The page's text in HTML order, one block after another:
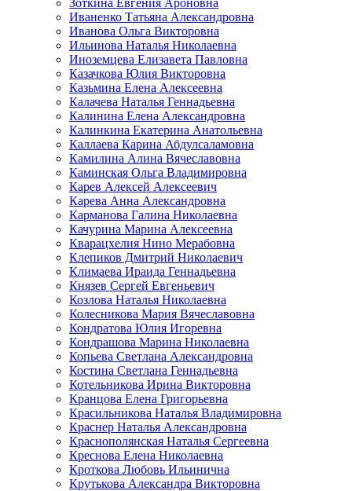
Зоткина Евгения Ароновна
Иваненко Татьяна Александровна
Иванова Ольга Викторовна
Ильинова Наталья Николаевна
Иноземцева Елизавета Павловна
Казачкова Юлия Викторовна
Казьмина Елена Алексеевна
Калачева Наталья Геннадьевна
Калинина Елена Александровна
Калинкина Екатерина Анатольевна
Каллаева Карина Абдулсаламовна
Камилина Алина Вячеславовна
Каминская Ольга Владимировна
Карев Алексей Алексеевич
Карева Анна Александровна
Карманова Галина Николаевна
Качурина Марина Алексеевна
Кварацхелия Нино Мерабовна
Клепиков Дмитрий Николаевич
Климаева Ираида Геннадьевна
Князев Сергей Евгеньевич
Козлова Наталья Николаевна
Колесникова Мария Вячеславовна
Кондратова Юлия Игоревна
Кондрашова Марина Николаевна
Копьева Светлана Александровна
Костина Светлана Геннадьевна
Котельникова Ирина Викторовна
Кранцова Елена Григорьевна
Красильникова Наталья Владимировна
Краснер Наталья Александровна
Краснополянская Наталья Сергеевна
Креснова Елена Николаевна
Кроткова Любовь Ильинична
Крутькова Александра Викторовна